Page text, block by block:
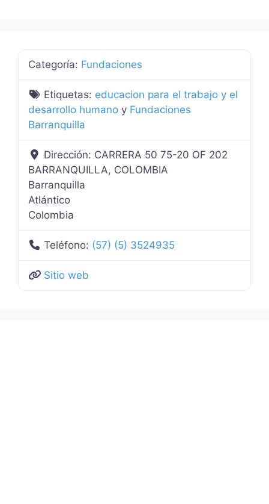
Categoría: Fundaciones
Etiquetas: educacion para el trabajo y el
desarrollo humano y Fundaciones
Barranquilla
Dirección: CARRERA 50 75-20 OF 202
BARRANQUILLA, COLOMBIA
Barranquilla
Atlántico
Colombia
Teléfono: (57) (5) 3524935
Sitio web